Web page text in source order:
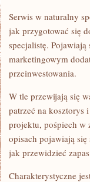
Serwis w naturalny
jak przygotować się
specjalistę.
marketingowym
przeinwestowania.
W tle przewijają się
patrzeć na kosztorys
projektu, pośpiech w
opisach pojawiają
jak przewidzieć
Charakterystyczne